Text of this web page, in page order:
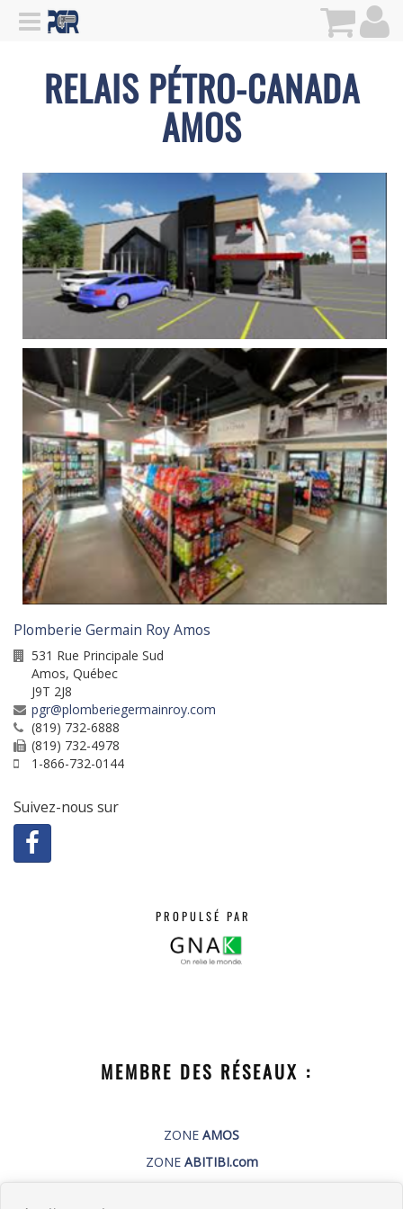
RELAIS PÉTRO-CANADA
AMOS
Plomberie Germain Roy Amos
531 Rue Principale Sud
Amos, Québec
J9T 2J8
pgr@plomberiegermainroy.com
(819) 732-6888
(819) 732-4978
1-866-732-0144
Suivez-nous sur
PROPULSÉ PAR
MEMBRE DES RÉSEAUX :
ZONE AMOS
ZONE ABITIBI.com